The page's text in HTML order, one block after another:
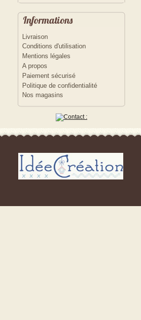
Informations
Livraison
Conditions d'utilisation
Mentions légales
A propos
Paiement sécurisé
Politique de confidentialité
Nos magasins